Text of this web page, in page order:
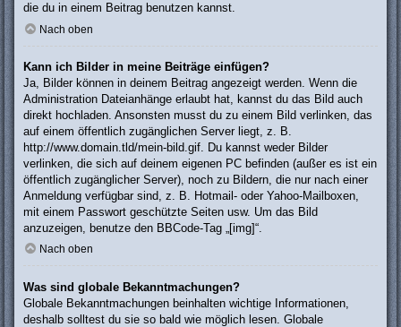
die du in einem Beitrag benutzen kannst.
Nach oben
Kann ich Bilder in meine Beiträge einfügen?
Ja, Bilder können in deinem Beitrag angezeigt werden. Wenn die
Administration Dateianhänge erlaubt hat, kannst du das Bild auch
direkt hochladen. Ansonsten musst du zu einem Bild verlinken, das
auf einem öffentlich zugänglichen Server liegt, z. B.
http://www.domain.tld/mein-bild.gif. Du kannst weder Bilder
verlinken, die sich auf deinem eigenen PC befinden (außer es ist ein
öffentlich zugänglicher Server), noch zu Bildern, die nur nach einer
Anmeldung verfügbar sind, z. B. Hotmail- oder Yahoo-Mailboxen,
mit einem Passwort geschützte Seiten usw. Um das Bild
anzuzeigen, benutze den BBCode-Tag „[img]“.
Nach oben
Was sind globale Bekanntmachungen?
Globale Bekanntmachungen beinhalten wichtige Informationen,
deshalb solltest du sie so bald wie möglich lesen. Globale